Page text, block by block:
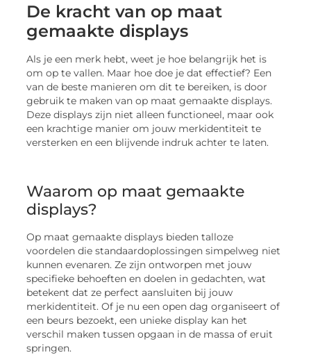
De kracht van op maat
gemaakte displays
Als je een merk hebt, weet je hoe belangrijk het is
om op te vallen. Maar hoe doe je dat effectief? Een
van de beste manieren om dit te bereiken, is door
gebruik te maken van op maat gemaakte displays.
Deze displays zijn niet alleen functioneel, maar ook
een krachtige manier om jouw merkidentiteit te
versterken en een blijvende indruk achter te laten.
Waarom op maat gemaakte
displays?
Op maat gemaakte displays bieden talloze
voordelen die standaardoplossingen simpelweg niet
kunnen evenaren. Ze zijn ontworpen met jouw
specifieke behoeften en doelen in gedachten, wat
betekent dat ze perfect aansluiten bij jouw
merkidentiteit. Of je nu een open dag organiseert of
een beurs bezoekt, een unieke display kan het
verschil maken tussen opgaan in de massa of eruit
springen.